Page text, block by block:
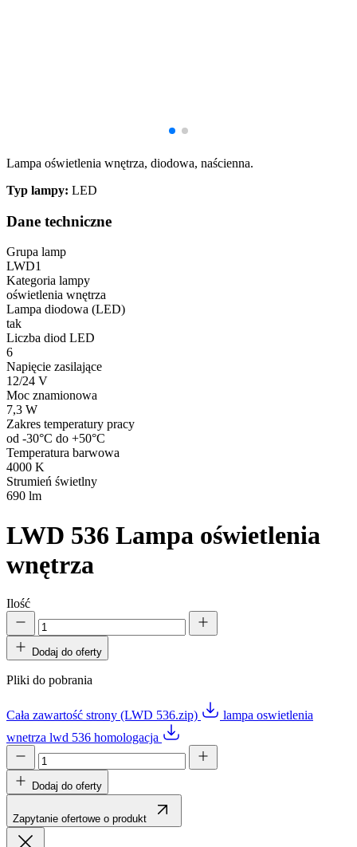
Lampa oświetlenia wnętrza, diodowa, naścienna.
Typ lampy: LED
Dane techniczne
Grupa lamp
LWD1
Kategoria lampy
oświetlenia wnętrza
Lampa diodowa (LED)
tak
Liczba diod LED
6
Napięcie zasilające
12/24 V
Moc znamionowa
7,3 W
Zakres temperatury pracy
od -30°C do +50°C
Temperatura barwowa
4000 K
Strumień świetlny
690 lm
LWD 536 Lampa oświetlenia
wnętrza
Ilość
Dodaj do oferty
Pliki do pobrania
Cała zawartość strony (LWD 536.zip)
lampa oswietlenia
wnetrza lwd 536 homologacja
Dodaj do oferty
Zapytanie ofertowe o produkt